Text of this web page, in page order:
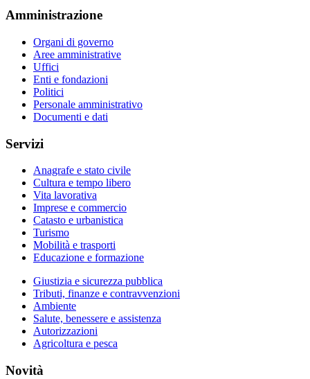
Amministrazione
Organi di governo
Aree amministrative
Uffici
Enti e fondazioni
Politici
Personale amministrativo
Documenti e dati
Servizi
Anagrafe e stato civile
Cultura e tempo libero
Vita lavorativa
Imprese e commercio
Catasto e urbanistica
Turismo
Mobilità e trasporti
Educazione e formazione
Giustizia e sicurezza pubblica
Tributi, finanze e contravvenzioni
Ambiente
Salute, benessere e assistenza
Autorizzazioni
Agricoltura e pesca
Novità